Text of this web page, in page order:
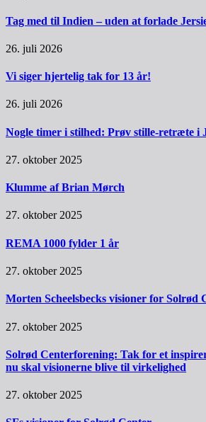
Tag med til Indien – uden at forlade
26. juli 2026
Vi siger hjertelig tak for 13 år!
26. juli 2026
Nogle timer i stilhed: Prøv stille-retræte i
27. oktober 2025
Klumme af Brian Mørch
27. oktober 2025
REMA 1000 fylder 1 år
27. oktober 2025
Morten Scheelsbecks visioner for Solrød
27. oktober 2025
Solrød Centerforening: Tak for et
nu skal visionerne blive til virkelighed
27. oktober 2025